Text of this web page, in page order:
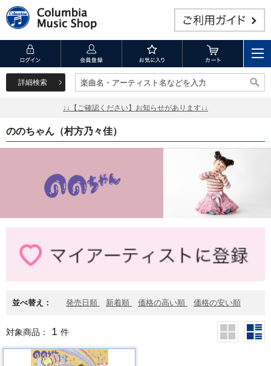
詳細検索 楽曲名・アーティスト名などを入力
楽曲名・アーティスト名などを入力
↓↓【ご確認ください】お知らせがあります↓↓
ののちゃん（村方乃々佳）
並べ替え： 発売日順 新着順 価格の高い順 価格の安い順
対象商品： 1 件